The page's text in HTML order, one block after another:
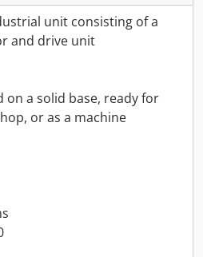
unit consisting of a
and drive unit
on a solid base, ready for
or as a machine